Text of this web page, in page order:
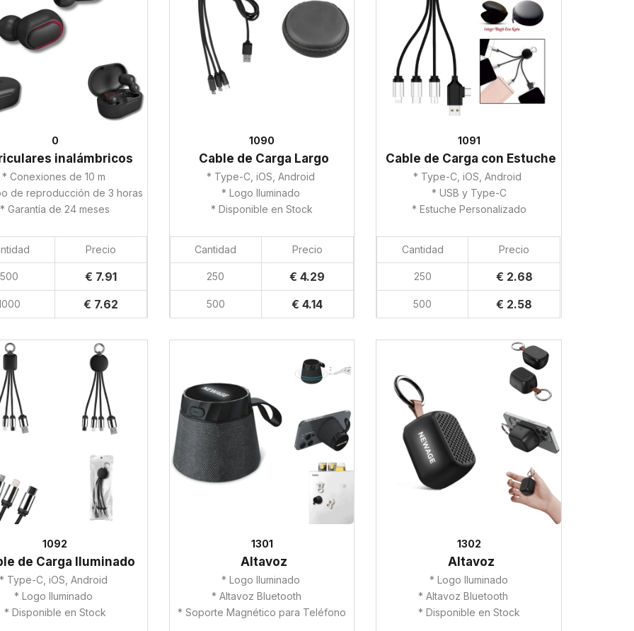
0
inalámbricos
* Conexiones de 10 m
de reproducción de 3 horas
* Garantía de 24 meses
Precio
500 € 7.91
€ 7.62
1090
Cable de Carga Largo
* Type-C, iOS, Android
* Logo Iluminado
* Disponible en Stock
Cantidad Precio
250 € 4.29
500 € 4.14
1091
Cable de Carga con Estuche
* Type-C, iOS, Android
* USB y Type-C
* Estuche Personalizado
Cantidad Precio
250 € 2.68
500 € 2.58
1092
de Carga Iluminado
* Type-C, iOS, Android
* Logo Iluminado
* Disponible en Stock
1301
Altavoz
* Logo Iluminado
* Altavoz Bluetooth
* Soporte Magnético para Teléfono
1302
Altavoz
* Logo Iluminado
* Altavoz Bluetooth
* Disponible en Stock